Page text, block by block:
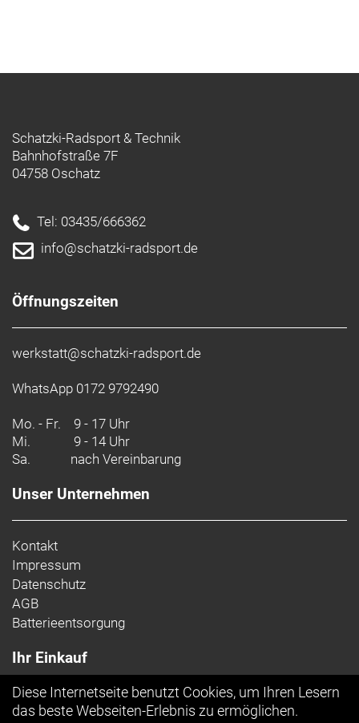
Schatzki-Radsport & Technik
Bahnhofstraße 7F
04758 Oschatz
Tel: 03435/666362
info@schatzki-radsport.de
Öffnungszeiten
werkstatt@schatzki-radsport.de
WhatsApp 0172 9792490
Mo. - Fr. 9 - 17 Uhr
Mi.
9 - 14 Uhr
Sa.
nach Vereinbarung
Unser Unternehmen
Kontakt
Impressum
Datenschutz
AGB
Batterieentsorgung
Ihr Einkauf
Top Artikel
Diese Internetseite benutzt Cookies, um Ihren Lesern
das beste Webseiten-Erlebnis zu ermöglichen.